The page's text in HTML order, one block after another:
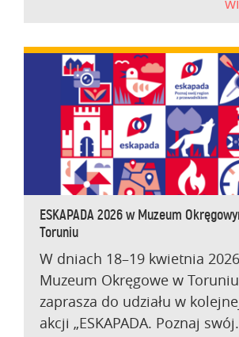
ESKAPADA 2026 w Muzeum
Toruniu
W dniach 18–19 kwietnia
Muzeum Okręgowe w Toruniu
zaprasza do udziału w
akcji „ESKAPADA. Poznaj